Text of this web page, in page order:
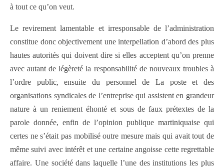
à tout ce qu’on veut.
Le revirement lamentable et irresponsable de l’administration
constitue donc objectivement une interpellation d’abord des plus
hautes autorités qui doivent dire si elles acceptent qu’on prenne
avec autant de légèreté la responsabilité de nouveaux troubles à
l’ordre public, ensuite du personnel de La poste et des
organisations syndicales de l’entreprise qui assistent en grandeur
nature à un reniement éhonté et sous de faux prétextes de la
parole donnée, enfin de l’opinion publique martiniquaise qui
certes ne s’était pas mobilisé outre mesure mais qui avait tout de
même suivi avec intérêt et une certaine angoisse cette regrettable
affaire. Une société dans laquelle l’une des institutions les plus